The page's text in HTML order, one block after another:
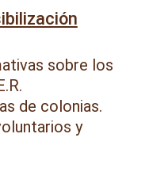
sobre los
de colonias.
y